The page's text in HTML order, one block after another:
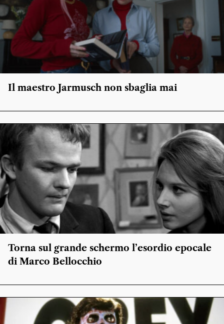
Il maestro Jarmusch non sbaglia mai
Torna sul grande schermo l’esordio epocale
di Marco Bellocchio